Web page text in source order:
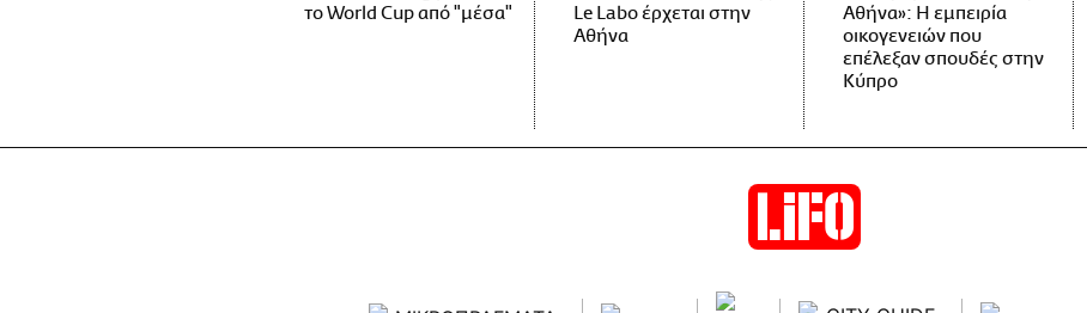
το World Cup από "μέσα"
Le Labo έρχεται στην
Αθήνα
Αθήνα»: Η εμπειρία
οικογενειών που
επέλεξαν σπουδές στην
Κύπρο